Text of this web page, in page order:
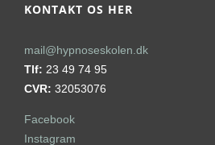
KONTAKT OS HER
mail@hypnoseskolen.dk
Tlf: 23 49 74 95
CVR: 32053076
Facebook
Instagram